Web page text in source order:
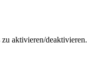
aktivieren/deaktivieren.